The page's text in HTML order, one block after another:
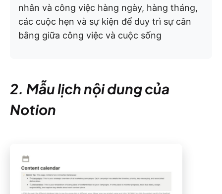
nhân và công việc hàng ngày, hàng tháng,
các cuộc hẹn và sự kiện để duy trì sự cân
bằng giữa công việc và cuộc sống
2. Mẫu lịch nội dung của
Notion